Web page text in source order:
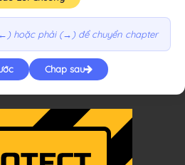
hoặc phải (→) để chuyển chapter
Chap sau